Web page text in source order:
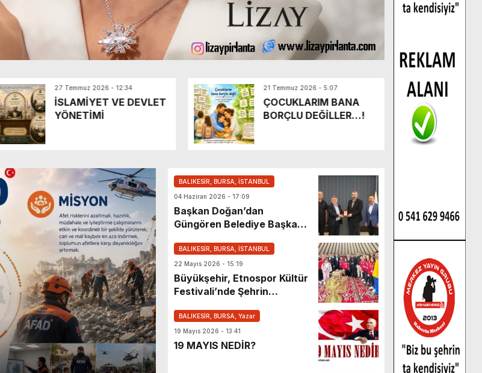
27 Temmuz 2026 - 12:34
İSLAMİYET VE DEVLET
YÖNETİMİ
21 Temmuz 2026 - 5:07
ÇOCUKLARIM BANA
BORÇLU DEĞİLLER…!
İSLAMİYET VE DEVLET YÖNETİMİ
BALIKESİR, BURSA, İSTANBUL
04 Haziran 2026 - 17:09
Başkan Doğan’dan
Güngören Belediye Başkanı
BALIKESİR, BURSA, İSTANBUL
22 Mayıs 2026 - 15:19
Büyükşehir, Etnospor Kültür
Festivali’nde Şehrin
Buluşturuyor.
BALIKESİR, BURSA, Yazar
19 Mayıs 2026 - 13:41
19 MAYIS NEDİR?